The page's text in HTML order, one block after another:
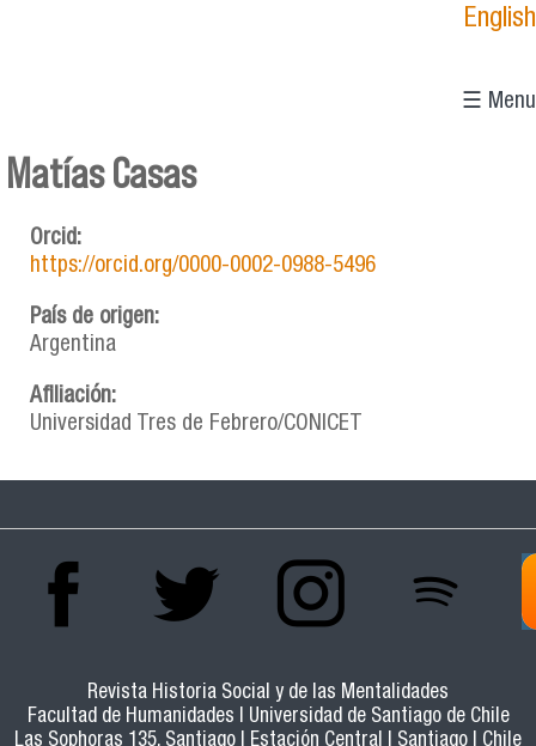
English
☰ Menu
Matías Casas
Orcid:
https://orcid.org/0000-0002-0988-5496
País de origen:
Argentina
Afiliación:
Universidad Tres de Febrero/CONICET
Revista Historia Social y de las Mentalidades
Facultad de Humanidades | Universidad de Santiago de Chile
Las Sophoras 135, Santiago | Estación Central | Santiago | Chile